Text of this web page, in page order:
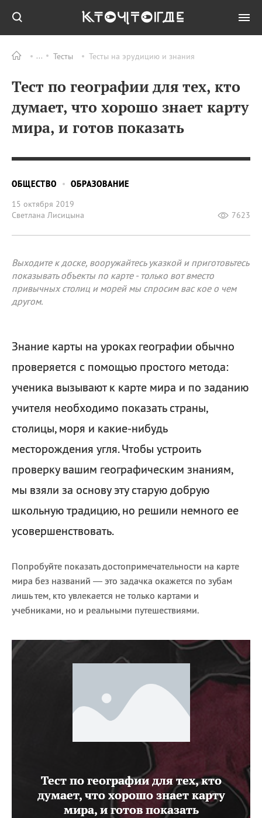
Тесты Тесты на эрудицию и знания
Тест по географии для тех, кто
думает, что хорошо знает карту
мира, и готов показать
ОБЩЕСТВО
ОБРАЗОВАНИЕ
15 октября 2019
Светлана Лисицына
7623
Выходите к доске, вооружайтесь указкой и приготовьтесь
показывать объекты по карте - только вот вместо
привычных столиц и морей мы спросим вас кое о чем
другом.
Знание карты на уроках географии обычно
проверяется с помощью простого метода:
ученика вызывают к карте мира и по заданию
учителя необходимо показать страны,
столицы, моря и какие-нибудь
месторождения угля. Чтобы устроить
проверку вашим географическим знаниям,
мы взяли за основу эту старую добрую
школьную традицию, но решили немного ее
усовершенствовать.
Попробуйте показать достопримечательности на карте
мира без названий — это задачка окажется по зубам
лишь тем, кто увлекается не только картами и
учебниками, но и реальными путешествиями.
Тест по географии для тех, кто
думает, что хорошо знает карту
мира, и готов показать